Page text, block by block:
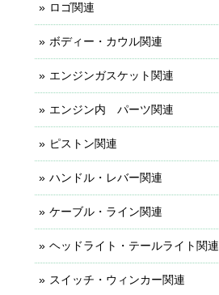
ロゴ関連
ボディー・カウル関連
エンジンガスケット関連
エンジン内 パーツ関連
ピストン関連
ハンドル・レバー関連
ケーブル・ライン関連
ヘッドライト・テールライト関連
スイッチ・ウィンカー関連